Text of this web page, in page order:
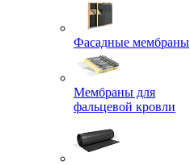
Фасадные мембраны
Мембраны для
фальцевой кровли